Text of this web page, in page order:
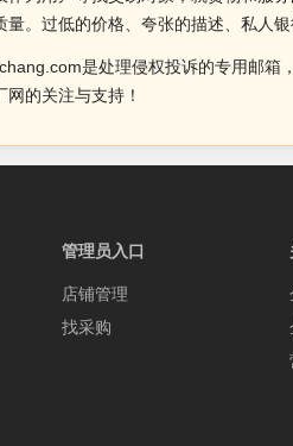
。过低的价格、夸张的描述、私人
是处理侵权投诉的专用邮
的关注与支持！
管理员入口
店铺管理
找采购